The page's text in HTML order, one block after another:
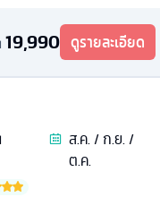
19,990 ดูรายละเอียด
ส.ค. / ก.ย. /
ต.ค.